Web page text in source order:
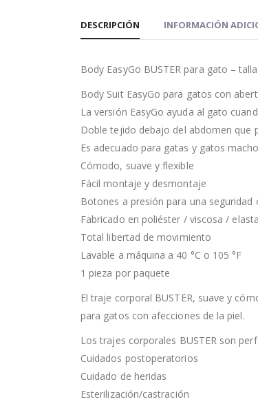
DESCRIPCIÓN INFORMACIÓN
Body EasyGo BUSTER para gato – talla
Body Suit EasyGo para gatos con
La versión EasyGo ayuda al gato
Doble tejido debajo del abdomen que
Es adecuado para gatas y gatos
Cómodo, suave y flexible
Fácil montaje y desmontaje
Botones a presión para una seguridad
Fabricado en poliéster / viscosa /
Total libertad de movimiento
Lavable a máquina a 40 °C o 105 °F
1 pieza por paquete
El traje corporal BUSTER, suave y
para gatos con afecciones de la piel.
Los trajes corporales BUSTER son
Cuidados postoperatorios
Cuidado de heridas
Esterilización/castración